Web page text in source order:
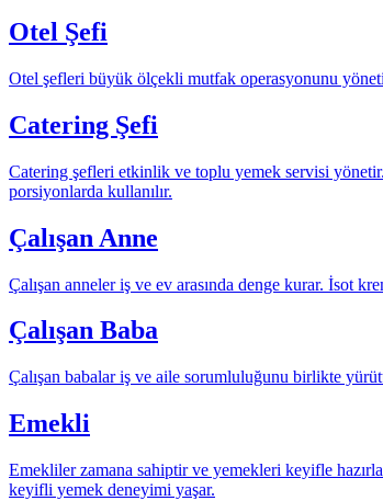
Otel Şefi
Otel şefleri büyük ölçekli mutfak operasyonunu
Catering Şefi
Catering şefleri etkinlik ve toplu yemek servisi
porsiyonlarda kullanılır.
Çalışan Anne
Çalışan anneler iş ve ev arasında denge kurar. İsot
Çalışan Baba
Çalışan babalar iş ve aile sorumluluğunu birlikte
Emekli
Emekliler zamana sahiptir ve yemekleri keyifle
keyifli yemek deneyimi yaşar.